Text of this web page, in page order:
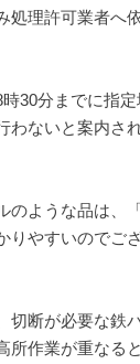
処理許可業者へ
30分までに指
わないと案内さ
のような品は、
りやすいのでご
切断が必要な鉄
所作業が重なる